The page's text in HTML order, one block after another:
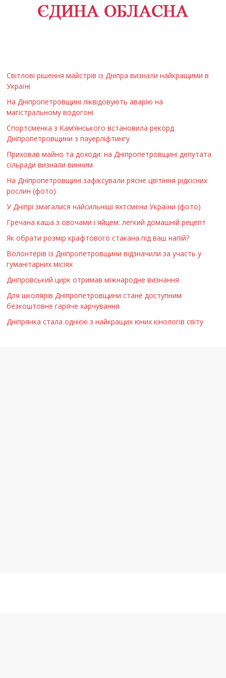
Світлові рішення майстрів із Дніпра визнали найкращими в
Україні
На Дніпропетровщині ліквідовують аварію на
магістральному водогоні
Спортсменка з Кам’янського встановила рекорд
Дніпропетровщини з пауерліфтингу
Приховав майно та доходи: на Дніпропетровщині депутата
сільради визнали винним
На Дніпропетровщині зафіксували рясне цвітіння рідкісних
рослин (фото)
У Дніпрі змагалися найсильніші яхтсмени України (фото)
Гречана каша з овочами і яйцем: легкий домашній рецепт
Як обрати розмір крафтового стакана під ваш напій?
Волонтерів із Дніпропетровщини відзначили за участь у
гуманітарних місіях
Дніпровський цирк отримав міжнародне визнання
Для школярів Дніпропетровщини стане доступним
безкоштовне гаряче харчування
Дніпрянка стала однією з найкращих юних кінологів світу